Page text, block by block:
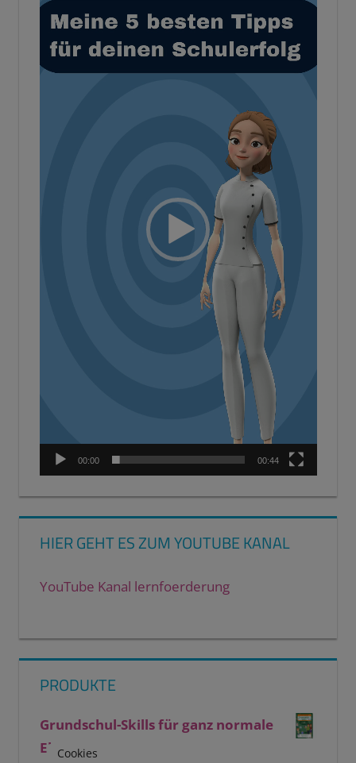
Player
00:00 00:44
HIER GEHT ES ZUM YOUTUBE KANAL
YouTube Kanal lernfoerderung
PRODUKTE
Grundschul-Skills für ganz normale
Eltern
Cookies